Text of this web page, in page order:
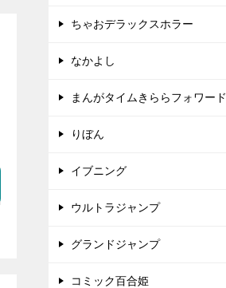
ちゃおデラックスホラー
なかよし
まんがタイムきららフォワード
りぼん
イブニング
ウルトラジャンプ
グランドジャンプ
コミック百合姫